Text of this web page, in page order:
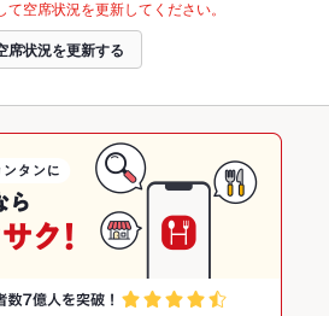
空席状況を更新してください。
席状況を更新する